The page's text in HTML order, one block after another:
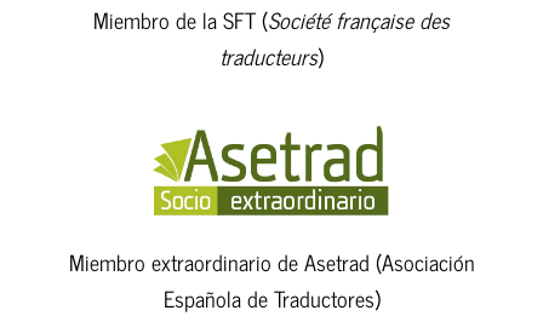
Miembro de la SFT (Société française des
traducteurs)
Miembro extraordinario de Asetrad (Asociación
Española de Traductores)